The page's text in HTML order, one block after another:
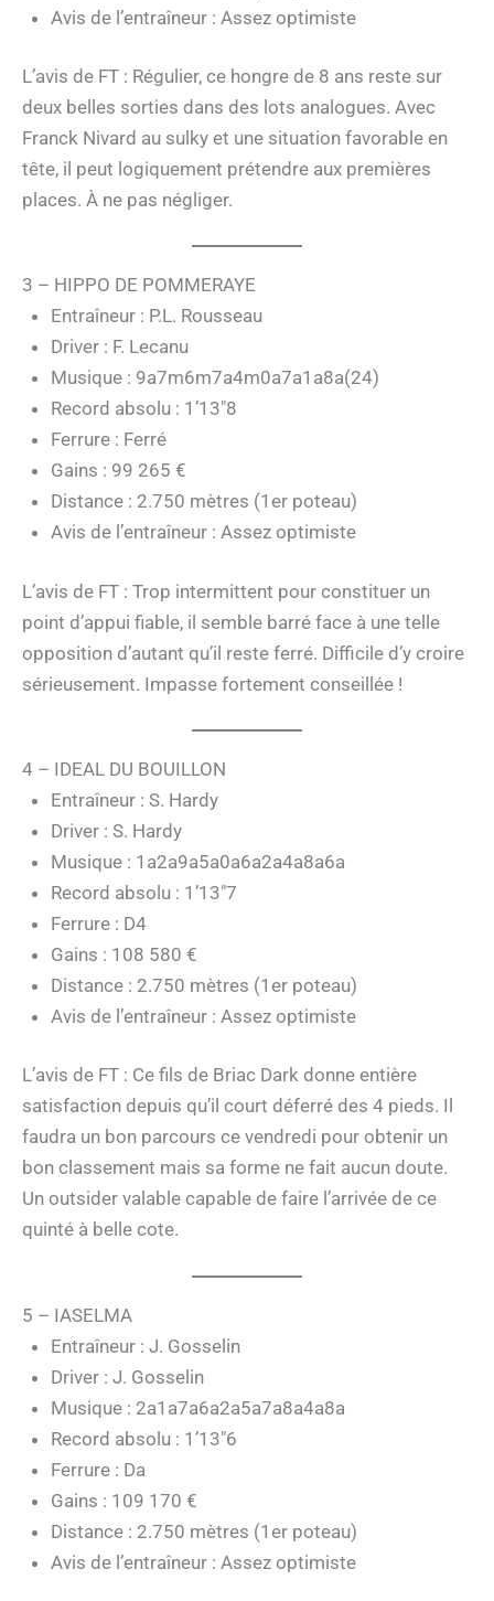
Avis de l’entraîneur : Assez optimiste
L’avis de FT : Régulier, ce hongre de 8 ans reste sur
deux belles sorties dans des lots analogues. Avec
Franck Nivard au sulky et une situation favorable en
tête, il peut logiquement prétendre aux premières
places. À ne pas négliger.
3 – HIPPO DE POMMERAYE
Entraîneur : P.L. Rousseau
Driver : F. Lecanu
Musique : 9a7m6m7a4m0a7a1a8a(24)
Record absolu : 1’13″8
Ferrure : Ferré
Gains : 99 265 €
Distance : 2.750 mètres (1er poteau)
Avis de l’entraîneur : Assez optimiste
L’avis de FT : Trop intermittent pour constituer un
point d’appui fiable, il semble barré face à une telle
opposition d’autant qu’il reste ferré. Difficile d’y croire
sérieusement. Impasse fortement conseillée !
4 – IDEAL DU BOUILLON
Entraîneur : S. Hardy
Driver : S. Hardy
Musique : 1a2a9a5a0a6a2a4a8a6a
Record absolu : 1’13″7
Ferrure : D4
Gains : 108 580 €
Distance : 2.750 mètres (1er poteau)
Avis de l’entraîneur : Assez optimiste
L’avis de FT : Ce fils de Briac Dark donne entière
satisfaction depuis qu’il court déferré des 4 pieds. Il
faudra un bon parcours ce vendredi pour obtenir un
bon classement mais sa forme ne fait aucun doute.
Un outsider valable capable de faire l’arrivée de ce
quinté à belle cote.
5 – IASELMA
Entraîneur : J. Gosselin
Driver : J. Gosselin
Musique : 2a1a7a6a2a5a7a8a4a8a
Record absolu : 1’13″6
Ferrure : Da
Gains : 109 170 €
Distance : 2.750 mètres (1er poteau)
Avis de l’entraîneur : Assez optimiste